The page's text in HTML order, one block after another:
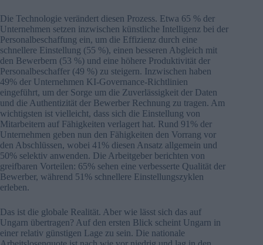
Die Technologie verändert diesen Prozess. Etwa 65 % der
Unternehmen setzen inzwischen künstliche Intelligenz bei der
Personalbeschaffung ein, um die Effizienz durch eine
schnellere Einstellung (55 %), einen besseren Abgleich mit
den Bewerbern (53 %) und eine höhere Produktivität der
Personalbeschaffer (49 %) zu steigern. Inzwischen haben
49% der Unternehmen KI-Governance-Richtlinien
eingeführt, um der Sorge um die Zuverlässigkeit der Daten
und die Authentizität der Bewerber Rechnung zu tragen. Am
wichtigsten ist vielleicht, dass sich die Einstellung von
Mitarbeitern auf Fähigkeiten verlagert hat. Rund 91% der
Unternehmen geben nun den Fähigkeiten den Vorrang vor
den Abschlüssen, wobei 41% diesen Ansatz allgemein und
50% selektiv anwenden. Die Arbeitgeber berichten von
greifbaren Vorteilen: 65% sehen eine verbesserte Qualität der
Bewerber, während 51% schnellere Einstellungszyklen
erleben.
Das ist die globale Realität. Aber wie lässt sich das auf
Ungarn übertragen? Auf den ersten Blick scheint Ungarn in
einer relativ günstigen Lage zu sein. Die nationale